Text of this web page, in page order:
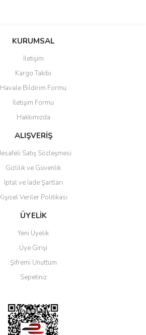
teşekkür ederiz.
veya görüntülenemiyor.
bilgiler bulunuyor.
bulunuyor.
Gönder
KURUMSAL
İletişim
Kargo Takibi
Havale Bildirim Formu
İletişim Formu
Hakkımızda
ALIŞVERİŞ
Satış Sözleşmesi
Gizlilik ve Güvenlik
İptal ve İade Şartları
Kişisel Veriler Politikası
ÜYELİK
Yeni Üyelik
Üye Girişi
Şifremi Unuttum
Sepetiniz